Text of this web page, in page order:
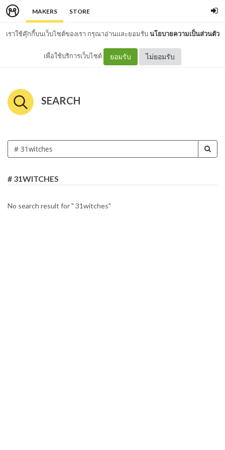
MAKERS STORE
เราใช้คุ๊กกี้บนเว็บไซต์ของเรา กรุณาอ่านและยอมรับนโยบายความเป็นส่วนตัว
เพื่อใช้บริการเว็บไซต์ ยอมรับ ไม่ยอมรับ
SEARCH
# 31WITCHES
No search result for " 31witches"